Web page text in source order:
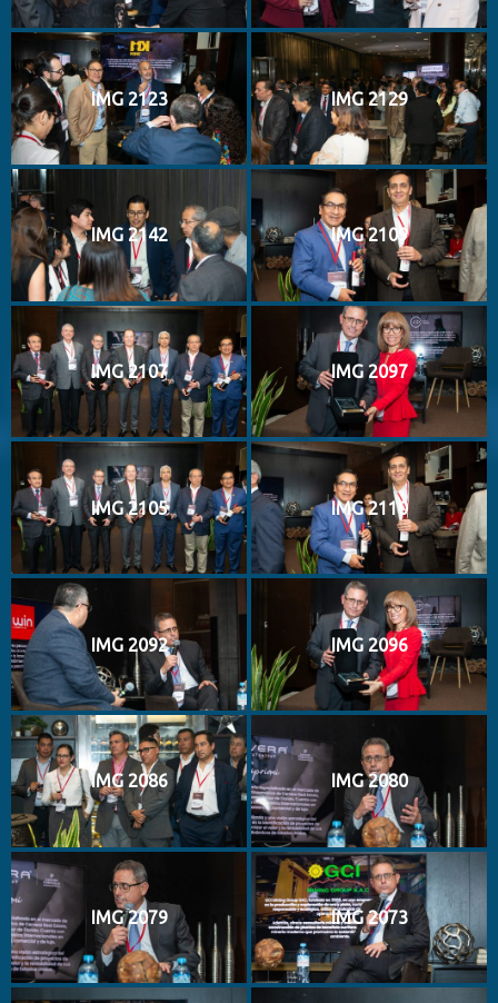
IMG 2123 IMG 2129
IMG 2142 IMG 2109
IMG 2107 IMG 2097
IMG 2105 IMG 2110
IMG 2092 IMG 2096
IMG 2086 IMG 2080
IMG 2079 IMG 2073